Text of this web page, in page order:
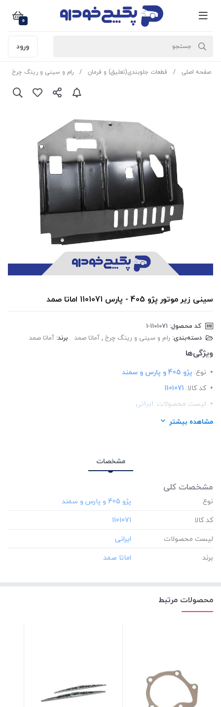
0
ورود
صفحه اصلی قطعات جلوبندی(تعلیق) و فرمان رام و سینی و رینگ چرخ
سینی زیر موتور پژو 405 - پارس 1101071 اماتا صمد
کد محصول:
دسته‌بندی: رام و سینی و رینگ چرخ ,آماتا صمد برند: آماتا صمد
ویژگی‌ها
نوع: پژو 405 و پارس و سمند
کد کالا: 1101071
لیست محصولات: ایرانی
برند:اماتا صمد
مشاهده بیشتر
مشخصات
مشخصات کلی
نوع
کد کالا
‎1101071
لیست محصولات
برند
محصولات مرتبط